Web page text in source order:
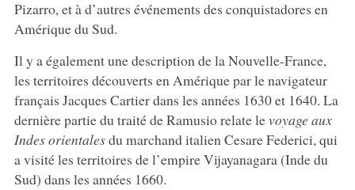
Pizarro, et à d’autres événements des conquistadores en
Amérique du Sud.
Il y a également une description de la Nouvelle-France,
les territoires découverts en Amérique par le navigateur
français Jacques Cartier dans les années 1630 et 1640. La
dernière partie du traité de Ramusio relate levoyage aux
Indes orientalesdu marchand italien Cesare Federici, qui
a visité les territoires de l’empire Vijayanagara (Inde du
Sud) dans les années 1660.